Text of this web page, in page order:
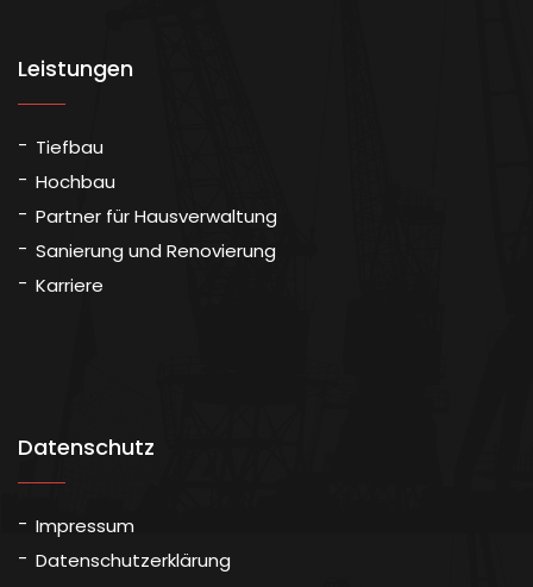
Leistungen
Tiefbau
Hochbau
Partner für Hausverwaltung
Sanierung und Renovierung
Karriere
Datenschutz
Impressum
Datenschutzerklärung